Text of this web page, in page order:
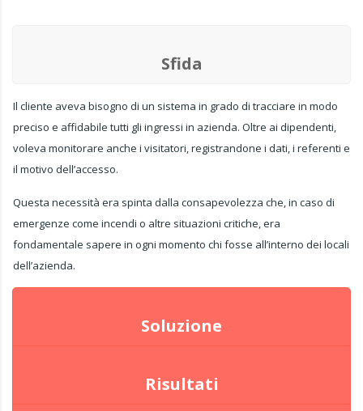
Sfida
Il cliente aveva bisogno di un sistema in grado di tracciare in modo
preciso e affidabile tutti gli ingressi in azienda. Oltre ai dipendenti,
voleva monitorare anche i visitatori, registrandone i dati, i referenti e
il motivo dell’accesso.
Questa necessità era spinta dalla consapevolezza che, in caso di
emergenze come incendi o altre situazioni critiche, era
fondamentale sapere in ogni momento chi fosse all’interno dei locali
dell’azienda.
Soluzione
Risultati